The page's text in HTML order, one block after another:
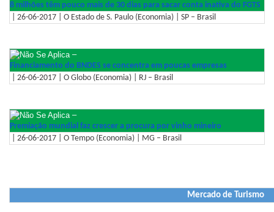
8 milhões têm pouco mais de 30 dias para sacar conta inativa do FGTS
| 26-06-2017 | O Estado de S. Paulo (Economia) | SP – Brasil
–
Financiamento do BNDES se concentra em poucas empresas
| 26-06-2017 | O Globo (Economia) | RJ – Brasil
–
Premiação mundial faz crescer a procura por vinho mineiro
| 26-06-2017 | O Tempo (Economia) | MG – Brasil
Mercado de Turismo